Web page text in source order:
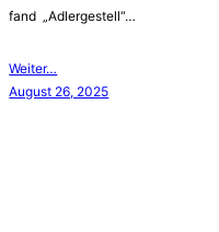
fand „Adlergestell“…
Weiter…
August 26, 2025